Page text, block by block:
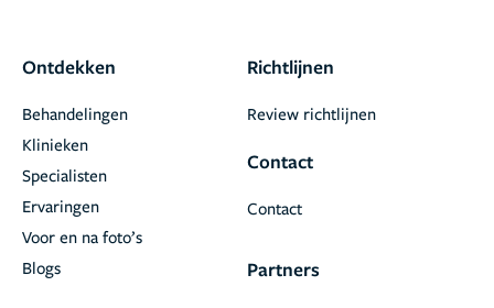
Ontdekken
Behandelingen
Klinieken
Specialisten
Ervaringen
Voor en na foto’s
Blogs
Richtlijnen
Review richtlijnen
Contact
Contact
Partners